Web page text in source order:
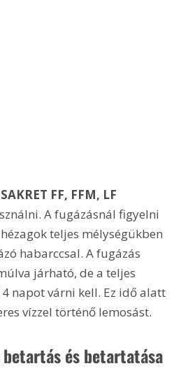
SAKRET FF, FFM, LF
A fugázásnál figyelni
teljes mélységükben
habarccsal. A fugázás
járható, de a teljes
napot várni kell. Ez idő alatt
vízzel történő lemosást.
és betartatása